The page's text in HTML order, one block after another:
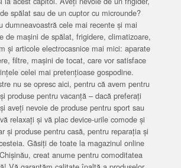
spălat sau de un cuptor cu microunde?
dumneavoastră cele mai recente și mai
de mașini de spălat, frigidere, climatizoare,
și articole electrocasnice mai mici: aparate
filtre, mașini de tocat, care vor satisface
celei mai pretențioase gospodine.
nu se opresc aici, pentru că avem pentru
produse pentru vacanță – dacă preferați
aveți nevoie de produse pentru sport sau
relaxați și vă plac device-urile comode și
și produse pentru casă, pentru reparația și
Găsiți de toate la magazinul online
creat anume pentru comoditatea